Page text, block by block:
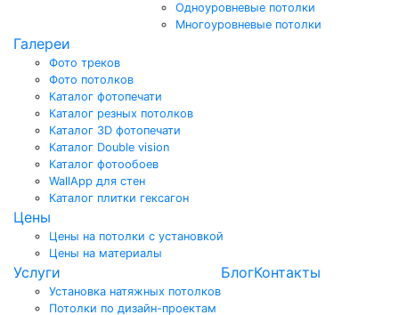
Одноуровневые потолки
Многоуровневые потолки
Галереи
Фото треков
Фото потолков
Каталог фотопечати
Каталог резных потолков
Каталог 3D фотопечати
Каталог Double vision
Каталог фотообоев
WallApp для стен
Каталог плитки гексагон
Цены
Цены на потолки с установкой
Цены на материалы
Услуги
Установка натяжных потолков
Потолки по дизайн-проектам
БлогКонтакты